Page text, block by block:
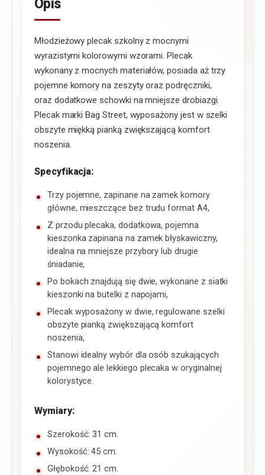
Opis
Młodzieżowy plecak szkolny z mocnymi
wyrazistymi kolorowymi wzorami. Plecak
wykonany z mocnych materiałów, posiada aż trzy
pojemne komory na zeszyty oraz podręczniki,
oraz dodatkowe schowki na mniejsze drobiazgi.
Plecak marki Bag Street, wyposażony jest w szelki
obszyte miękką pianką zwiększającą komfort
noszenia.
Specyfikacja:
Trzy pojemne, zapinane na zamek komory
główne, mieszczące bez trudu format A4,
Z przodu plecaka, dodatkowa, pojemna
kieszonka zapinana na zamek błyskawiczny,
idealna na mniejsze przybory lub drugie
śniadanie,
Po bokach znajdują się dwie, wykonane z siatki
kieszonki na butelki z napojami,
Plecak wyposażony w dwie, regulowane szelki
obszyte pianką zwiększającą komfort
noszenia,
Stanowi idealny wybór dla osób szukających
pojemnego ale lekkiego plecaka w oryginalnej
kolorystyce.
Wymiary:
Szerokość: 31 cm.
Wysokość: 45 cm.
Głębokość: 21 cm.